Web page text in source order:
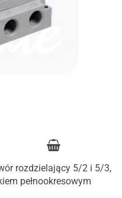
rozdzielający 5/2 i 5/3,
pełnookresowym